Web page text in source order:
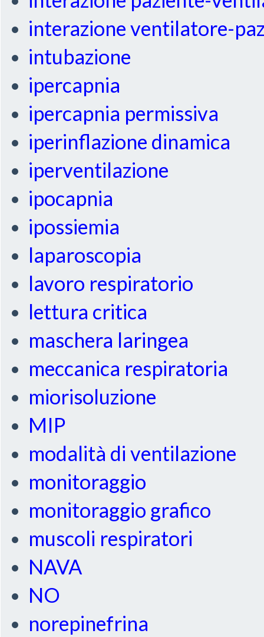
interazione ventilatore-
intubazione
ipercapnia
ipercapnia permissiva
iperinflazione dinamica
iperventilazione
ipocapnia
ipossiemia
laparoscopia
lavoro respiratorio
lettura critica
maschera laringea
meccanica respiratoria
miorisoluzione
MIP
modalità di ventilazione
monitoraggio
monitoraggio grafico
muscoli respiratori
NAVA
NO
norepinefrina